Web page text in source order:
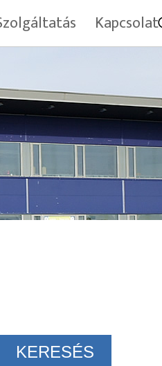
Kapcsolat